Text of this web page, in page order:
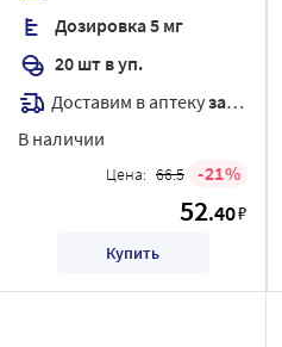
Дозировка 5 мг
20 шт в уп.
Доставим в аптекузавтра
В наличии
Цена: 66.5 21
52.40₽
Купить